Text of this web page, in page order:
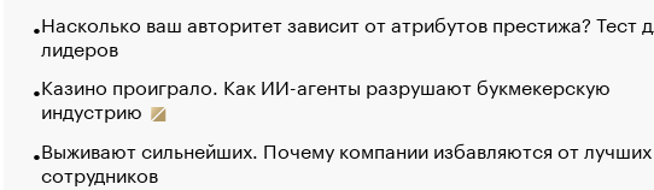
Насколько ваш авторитет зависит от атрибутов престижа? Тест
лидеров
Казино проиграло. Как ИИ-агенты разрушают букмекерскую
индустрию
Выживают сильнейших. Почему компании избавляются от лучших
сотрудников